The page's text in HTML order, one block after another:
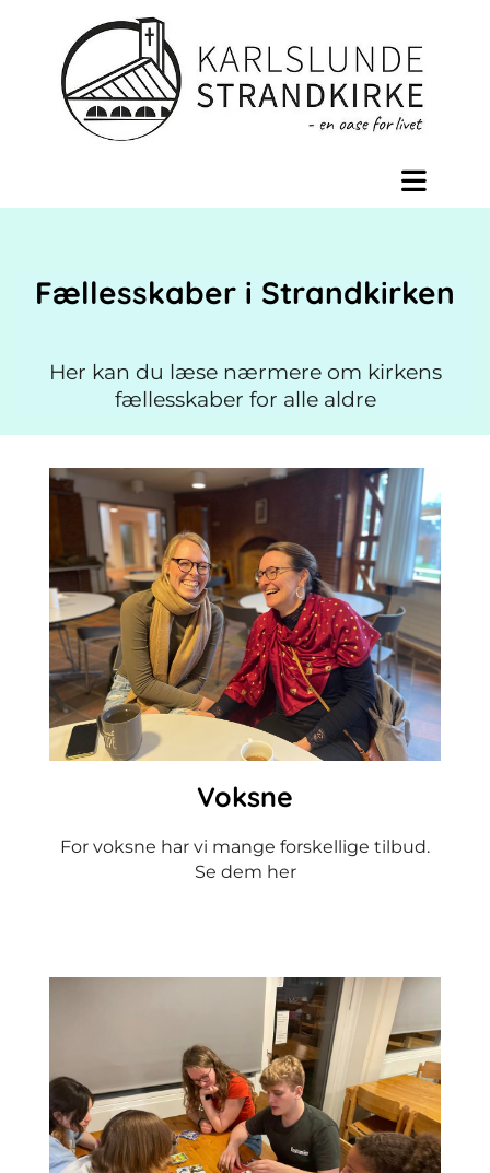
Fællesskaber i Strandkirken
Her kan du læse nærmere om kirkens
fællesskaber for alle aldre
Voksne
For voksne har vi mange forskellige tilbud.
Se dem her